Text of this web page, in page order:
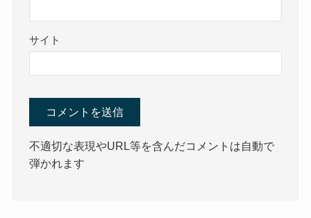
サイト
不適切な表現やURL等を含んだコメントは自動で
弾かれます